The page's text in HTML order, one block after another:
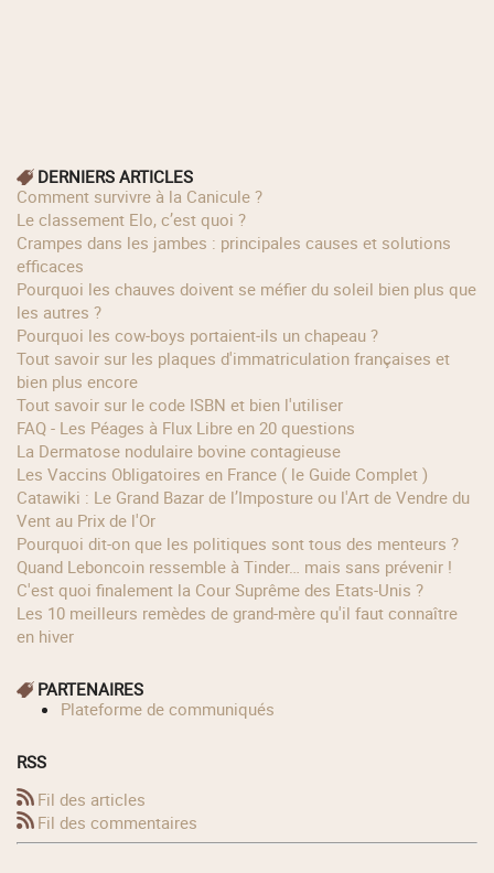
DERNIERS ARTICLES
Comment survivre à la Canicule ?
Le classement Elo, c’est quoi ?
Crampes dans les jambes : principales causes et solutions
efficaces
Pourquoi les chauves doivent se méfier du soleil bien plus que
les autres ?
Pourquoi les cow‑boys portaient‑ils un chapeau ?
Tout savoir sur les plaques d'immatriculation françaises et
bien plus encore
Tout savoir sur le code ISBN et bien l'utiliser
FAQ - Les Péages à Flux Libre en 20 questions
La Dermatose nodulaire bovine contagieuse
Les Vaccins Obligatoires en France ( le Guide Complet )
Catawiki : Le Grand Bazar de l’Imposture ou l'Art de Vendre du
Vent au Prix de l'Or
Pourquoi dit-on que les politiques sont tous des menteurs ?
Quand Leboncoin ressemble à Tinder… mais sans prévenir !
C'est quoi finalement la Cour Suprême des Etats-Unis ?
Les 10 meilleurs remèdes de grand-mère qu'il faut connaître
en hiver
PARTENAIRES
Plateforme de communiqués
RSS
Fil des articles
Fil des commentaires